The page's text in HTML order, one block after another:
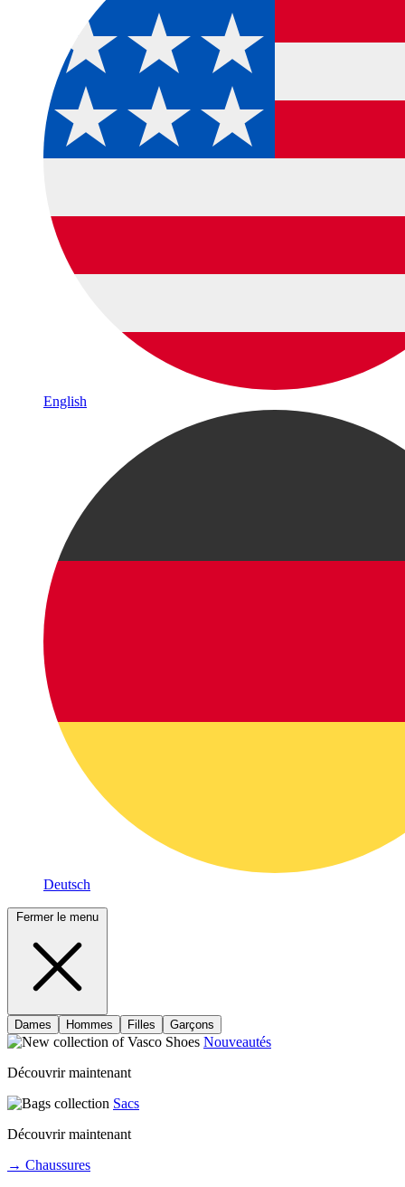
English
Deutsch
Fermer le menu
Dames Hommes Filles Garçons
Nouveautés
Découvrir maintenant
Sacs
Découvrir maintenant
→ Chaussures